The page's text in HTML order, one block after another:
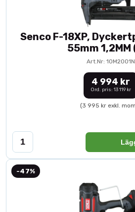
Senco F-18XP,
55mm 1,2MM
Art.Nr: 10M2001N
4 994 kr
Ord. pris: 13 119 kr
(3 995 kr exkl.
-47%